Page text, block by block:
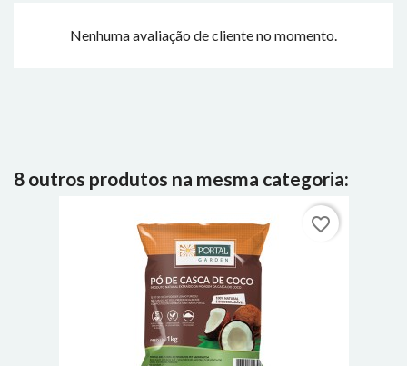
Nenhuma avaliação de cliente no momento.
8 outros produtos na mesma categoria:
favorite_border